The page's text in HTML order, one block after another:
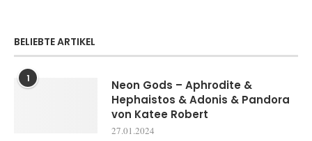
BELIEBTE ARTIKEL
1
Neon Gods – Aphrodite &
Hephaistos & Adonis & Pandora
von Katee Robert
27.01.2024